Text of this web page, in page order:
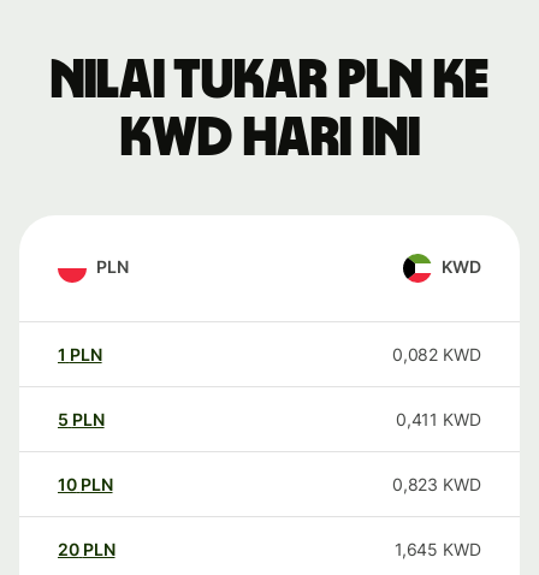
Nilai tukar PLN ke
KWD hari ini
PLN KWD
1 PLN 0,082 KWD
5 PLN 0,411 KWD
10 PLN 0,823 KWD
20 PLN 1,645 KWD